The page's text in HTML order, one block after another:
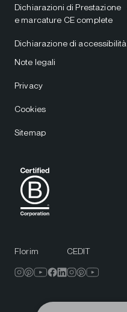
Dichiarazioni di Prestazione
e marcature CE complete
Dichiarazione di accessibilità
Note legali
Privacy
Cookies
Sitemap
Florim CEDIT